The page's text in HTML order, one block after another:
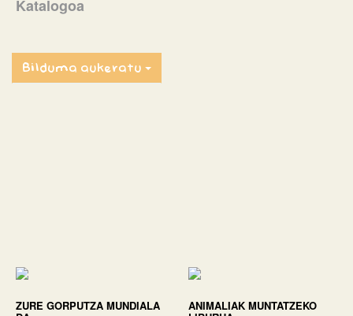
Katalogoa
Bilduma aukeratu
ZURE GORPUTZA MUNDIALA ANIMALIAK MUNTATZEKO